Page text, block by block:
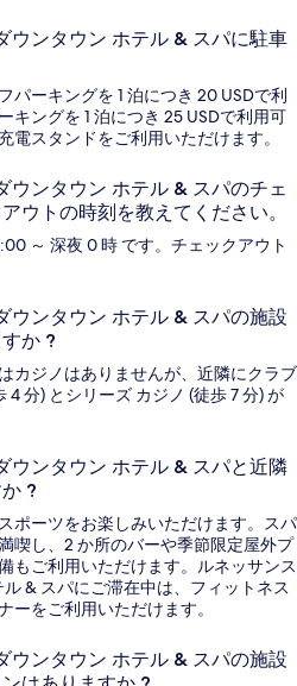
ウンタウン ホテル & スパに駐車
パーキングを 1 泊につき 20 USDで利
キングを 1 泊につき 25 USDで利用可
電スタンドをご利用いただけます。
ウンタウン ホテル & スパのチェ
ウトの時刻を教えてください。
～ 深夜 0 時 です。チェックアウト
ウンタウン ホテル & スパの施設
か ?
カジノはありませんが、近隣にクラブ
4 分) とシリーズ カジノ (徒歩 7 分) が
ウンタウン ホテル & スパと近隣
?
ポーツをお楽しみいただけます。スパ
喫し、2 か所のバーや季節限定屋外プ
もご利用いただけます。ルネッサンス
& スパにご滞在中は、フィットネス
ーをご利用いただけます。
ウンタウン ホテル & スパの施設